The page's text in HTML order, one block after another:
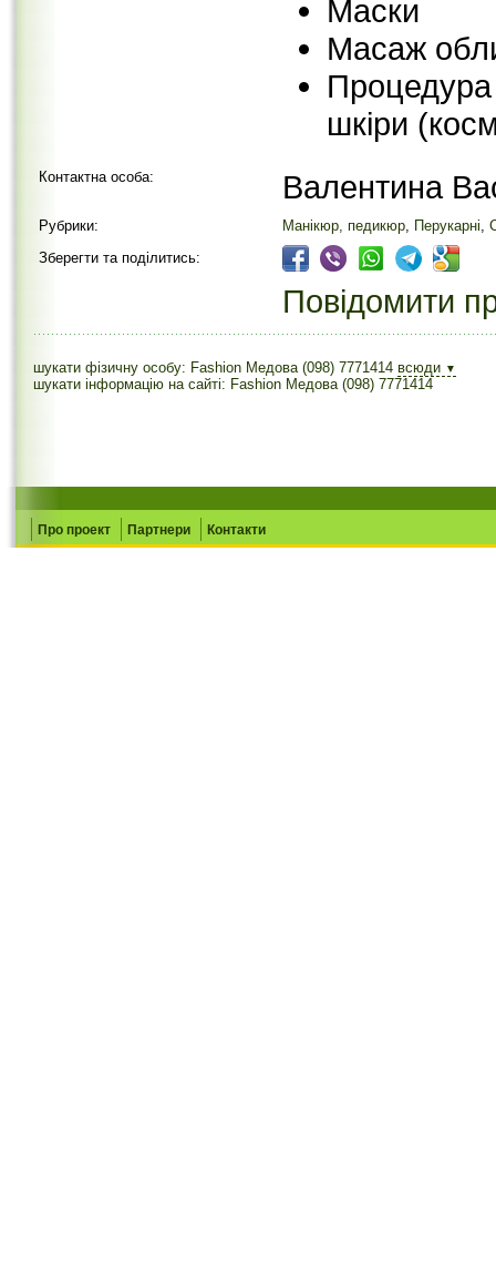
Маски
Масаж
шкіри
Контактна особа: Валентина
Рубрики: Манікюр, педикюр, Перукарні,
Зберегти та поділитись:
Повідомити
шукати фізичну особу: Fashion Медова (098) 7771414 всюди ▼
шукати інформацію на сайті: Fashion Медова (098) 7771414
Про проект Партнери Контакти